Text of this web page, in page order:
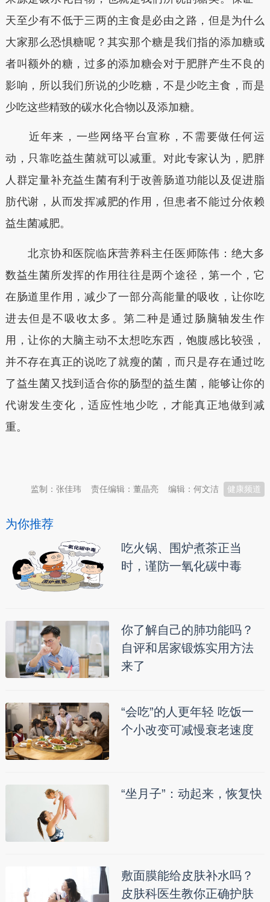
天至少有不低于三两的主食是必由之路，但是为什么
大家那么恐惧糖呢？其实那个糖是我们指的添加糖或
者叫额外的糖，过多的添加糖会对于肥胖产生不良的
影响，所以我们所说的少吃糖，不是少吃主食，而是
少吃这些精致的碳水化合物以及添加糖。
近年来，一些网络平台宣称，不需要做任何运
动，只靠吃益生菌就可以减重。对此专家认为，肥胖
人群定量补充益生菌有利于改善肠道功能以及促进脂
肪代谢，从而发挥减肥的作用，但患者不能过分依赖
益生菌减肥。
北京协和医院临床营养科主任医师陈伟：绝大多
数益生菌所发挥的作用往往是两个途径，第一个，它
在肠道里作用，减少了一部分高能量的吸收，让你吃
进去但是不吸收太多。第二种是通过肠脑轴发生作
用，让你的大脑主动不太想吃东西，饱腹感比较强，
并不存在真正的说吃了就瘦的菌，而只是存在通过吃
了益生菌又找到适合你的肠型的益生菌，能够让你的
代谢发生变化，适应性地少吃，才能真正地做到减
重。
健康频道
编辑：何文洁
责任编辑：董晶亮
监制：张佳玮
为你推荐
吃火锅、围炉煮茶正当
时，谨防一氧化碳中毒
你了解自己的肺功能吗？
自评和居家锻炼实用方法
来了
“会吃”的人更年轻 吃饭一
个小改变可减慢衰老速度
“坐月子”：动起来，恢复快
敷面膜能给皮肤补水吗？
皮肤科医生教你正确护肤